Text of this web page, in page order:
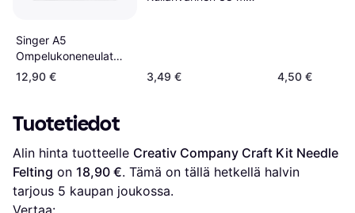
Singer A5
Ompelukoneneulat
Paketti
12,90 € 3,49 € 4,50 €
Tuotetiedot
Alin hinta tuotteelle Creativ Company Craft Kit Needle
Felting on 18,90 €. Tämä on tällä hetkellä halvin
tarjous 5 kaupan joukossa.